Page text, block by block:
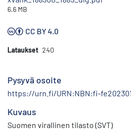
6.6 MB
CC BY 4.0
Lataukset 240
Pysyvä osoite
https://urn.fi/URN:NBN:fi-
Kuvaus
Suomen virallinen tilasto (SVT)